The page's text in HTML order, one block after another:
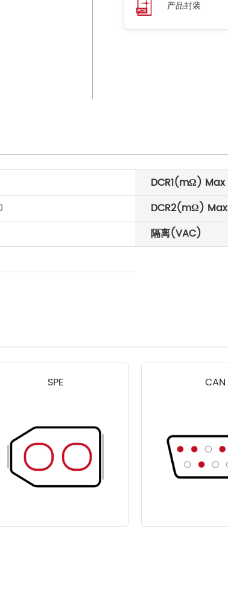
产品封装
DCR1(mΩ) Max
DCR2(mΩ) Max
隔离(VAC)
SPE CAN